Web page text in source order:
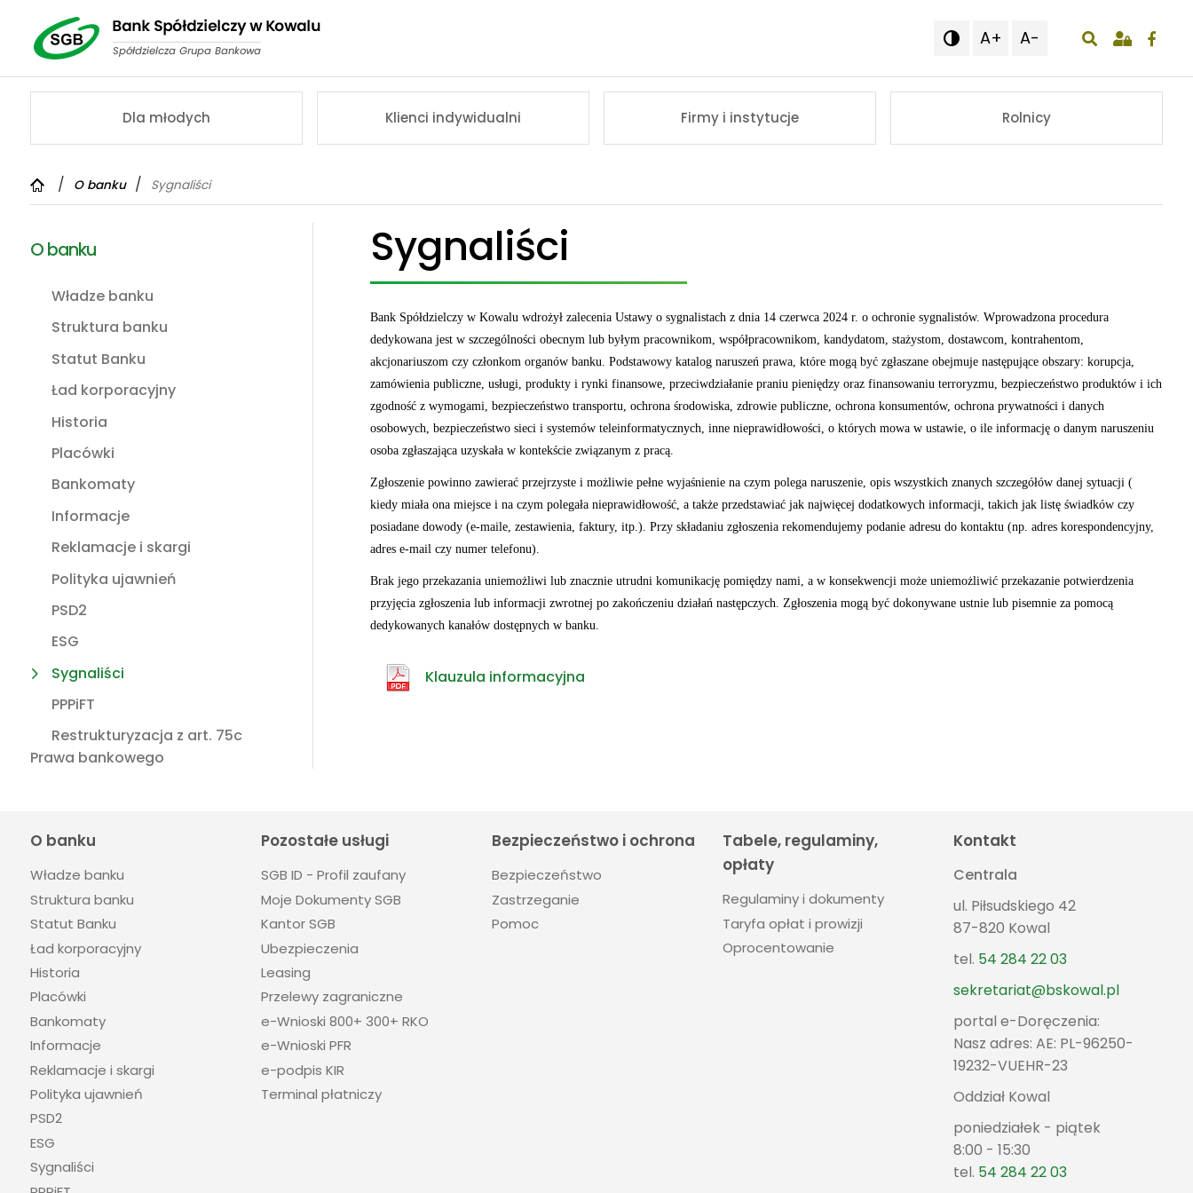
 A+ A-
Dla młodych Klienci indywidualni Firmy i instytucje Rolnicy
O banku Sygnaliści
O banku
Władze banku
Struktura banku
Statut Banku
Ład korporacyjny
Historia
Placówki
Bankomaty
Informacje
Reklamacje i skargi
Polityka ujawnień
PSD2
ESG
Sygnaliści
PPPiFT
Restrukturyzacja z art. 75c
Prawa bankowego
Sygnaliści
Bank Spółdzielczy w Kowalu wdrożył zalecenia Ustawy o sygnalistach z dnia 14 czerwca 2024 r. o ochronie sygnalistów. Wprowadzona procedura
dedykowana jest w szczególności obecnym lub byłym pracownikom, współpracownikom, kandydatom, stażystom, dostawcom, kontrahentom,
akcjonariuszom czy członkom organów banku. Podstawowy katalog naruszeń prawa, które mogą być zgłaszane obejmuje następujące obszary: korupcja,
zamówienia publiczne, usługi, produkty i rynki finansowe, przeciwdziałanie praniu pieniędzy oraz finansowaniu terroryzmu, bezpieczeństwo produktów i ich
zgodność z wymogami, bezpieczeństwo transportu, ochrona środowiska, zdrowie publiczne, ochrona konsumentów, ochrona prywatności i danych
osobowych, bezpieczeństwo sieci i systemów teleinformatycznych, inne nieprawidłowości, o których mowa w ustawie, o ile informację o danym naruszeniu
osoba zgłaszająca uzyskała w kontekście związanym z pracą.
Zgłoszenie powinno zawierać przejrzyste i możliwie pełne wyjaśnienie na czym polega naruszenie, opis wszystkich znanych szczegółów danej sytuacji (
kiedy miała ona miejsce i na czym polegała nieprawidłowość, a także przedstawiać jak najwięcej dodatkowych informacji, takich jak listę świadków czy
posiadane dowody (e-maile, zestawienia, faktury, itp.). Przy składaniu zgłoszenia rekomendujemy podanie adresu do kontaktu (np. adres korespondencyjny,
adres e-mail czy numer telefonu).
Brak jego przekazania uniemożliwi lub znacznie utrudni komunikację pomiędzy nami, a w konsekwencji może uniemożliwić przekazanie potwierdzenia
przyjęcia zgłoszenia lub informacji zwrotnej po zakończeniu działań następczych. Zgłoszenia mogą być dokonywane ustnie lub pisemnie za pomocą
dedykowanych kanałów dostępnych w banku.
Klauzula informacyjna
O banku
Władze banku
Struktura banku
Statut Banku
Ład korporacyjny
Historia
Placówki
Bankomaty
Informacje
Reklamacje i skargi
Polityka ujawnień
PSD2
ESG
Sygnaliści
Pozostałe usługi
SGB ID - Profil zaufany
Moje Dokumenty SGB
Kantor SGB
Ubezpieczenia
Leasing
Przelewy zagraniczne
e-Wnioski 800+ 300+ RKO
e-Wnioski PFR
e-podpis KIR
Terminal płatniczy
Bezpieczeństwo i ochrona
Bezpieczeństwo
Zastrzeganie
Pomoc
Tabele, regulaminy,
opłaty
Regulaminy i dokumenty
Taryfa opłat i prowizji
Oprocentowanie
Kontakt
Centrala
ul. Piłsudskiego 42
87-820 Kowal
tel. 54 284 22 03
sekretariat@bskowal.pl
portal e-Doręczenia:
Nasz adres: AE: PL-96250-
19232-VUEHR-23
Oddział Kowal
poniedziałek - piątek
8:00 - 15:30
tel. 54 284 22 03